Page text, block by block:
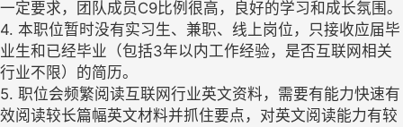
一定要求，团队成员C9比例很高，良好的学习和成长氛围。
4. 本职位暂时没有实习生、兼职、线上岗位，只接收应届毕
业生和已经毕业（包括3年以内工作经验，是否互联网相关
行业不限）的简历。
5. 职位会频繁阅读互联网行业英文资料，需要有能力快速有
效阅读较长篇幅英文材料并抓住要点，对英文阅读能力有较